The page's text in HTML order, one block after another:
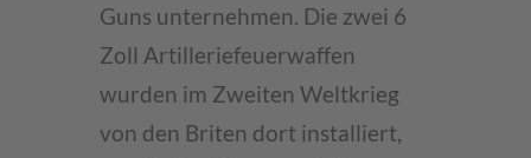
Guns unternehmen. Die zwei 6
Zoll Artilleriefeuerwaffen
wurden im Zweiten Weltkrieg
von den Briten dort installiert,